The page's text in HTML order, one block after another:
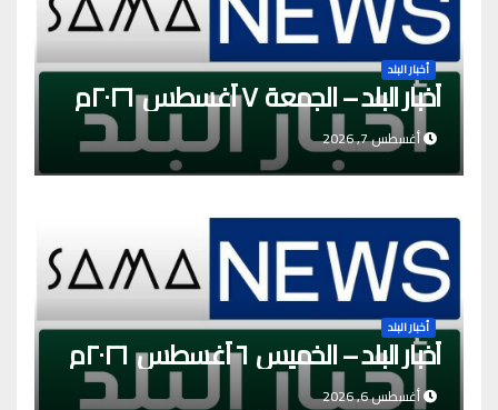
أخبار البلد
أخبار البلد – الجمعة ٧ أغسطس ٢٠٢٦م
أغسطس 7, 2026
أخبار البلد
أخبار البلد – الخميس ٦ أغسطس ٢٠٢٦م
أغسطس 6, 2026